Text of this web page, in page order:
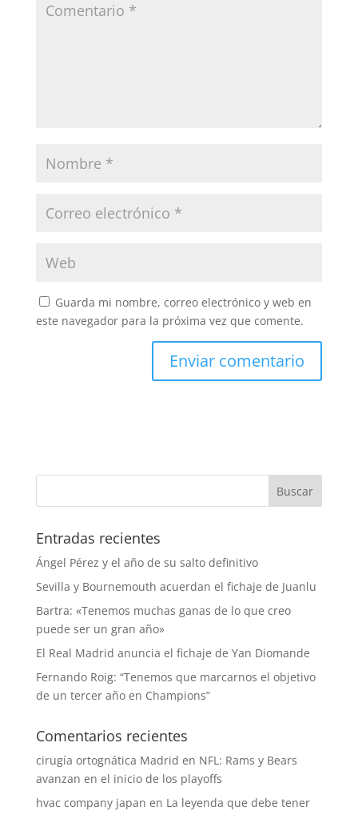
Guarda mi nombre, correo electrónico y web en
este navegador para la próxima vez que comente.
Entradas recientes
Ángel Pérez y el año de su salto definitivo
Sevilla y Bournemouth acuerdan el fichaje de Juanlu
Bartra: «Tenemos muchas ganas de lo que creo
puede ser un gran año»
El Real Madrid anuncia el fichaje de Yan Diomande
Fernando Roig: “Tenemos que marcarnos el objetivo
de un tercer año en Champions”
Comentarios recientes
cirugía ortognática Madrid en NFL: Rams y Bears
avanzan en el inicio de los playoffs
hvac company japan en La leyenda que debe tener